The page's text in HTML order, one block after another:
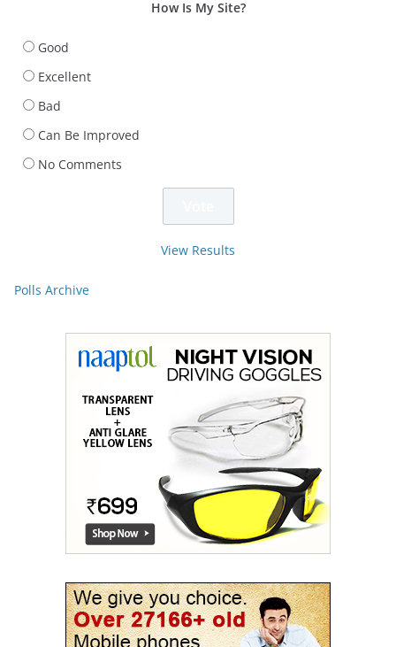
How Is My Site?
Good
Excellent
Bad
Can Be Improved
No Comments
View Results
Polls Archive